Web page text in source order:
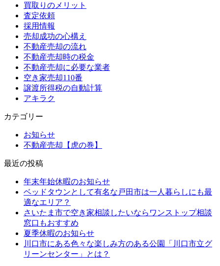
買取りのメリット
査定依頼
採用情報
売却成功の心構え
不動産売却の流れ
不動産売却時の税金
不動産売却に必要な業者
空き家売却110番
譲渡所得税の自動計算
アキラク
カテゴリー
お知らせ
不動産売却【虎の巻】
最近の投稿
年末年始休暇のお知らせ
ベッドタウンとして有名な戸田市は一人暮らしにも最
適なエリア？
さいたま市で空き家相談したいならワンストップ相談
窓口もおすすめ
夏季休暇のお知らせ
川口市にある色々な楽しみ方のある公園「川口市立グ
リーンセンター」とは？